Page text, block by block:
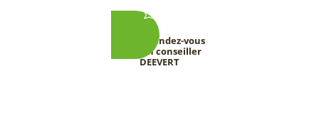
Prenez rendez-vous
avec un conseiller
DEEVERT